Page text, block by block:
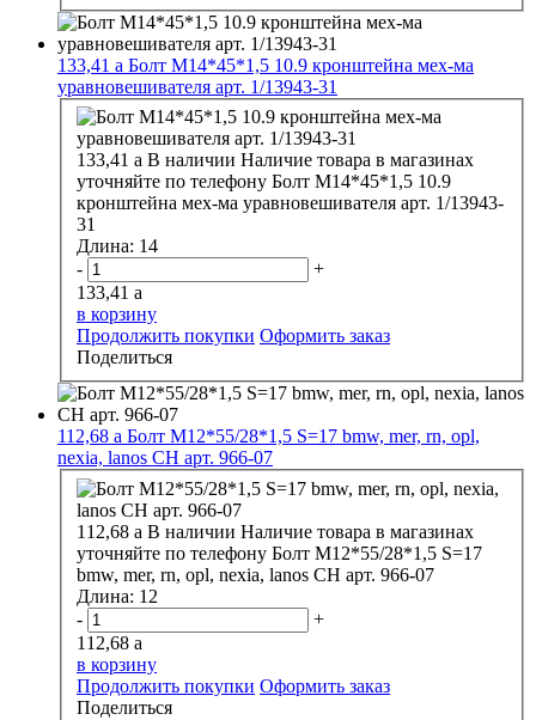
133,41 a Болт М14*45*1,5 10.9 кронштейна мех-ма
уравновешивателя арт. 1/13943-31
133,41 a В наличии Наличие товара в магазинах
уточняйте по телефону Болт М14*45*1,5 10.9
кронштейна мех-ма уравновешивателя арт. 1/13943-
31
Длина: 14
-
+
133,41 a
в корзину
Продолжить покупки Оформить заказ
Поделиться
112,68 a Болт М12*55/28*1,5 S=17 bmw, mer, rn, opl,
nexia, lanos CH арт. 966-07
112,68 a В наличии Наличие товара в магазинах
уточняйте по телефону Болт М12*55/28*1,5 S=17
bmw, mer, rn, opl, nexia, lanos CH арт. 966-07
Длина: 12
-
+
112,68 a
в корзину
Продолжить покупки Оформить заказ
Поделиться